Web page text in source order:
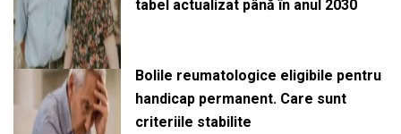
tabel actualizat până în anul 2030
Bolile reumatologice eligibile pentru
handicap permanent. Care sunt
criteriile stabilite